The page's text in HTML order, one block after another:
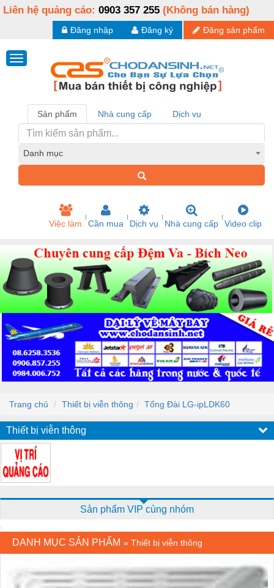
Liên hệ quảng cáo: 0903 357 255 (Không bán hàng)
Đăng sản phẩm
Đăng ký
Đăng nhập
Sản phẩm Nhà cung cấp Dịch vụ
Danh mục
Việc làm Cần mua Dịch vụ Nhà cung cấp Video clip
Trang chủ Thiết bị viễn thông Tổng Đài LG-ipLDK60
Thiết bị viễn thông
Sản phẩm VIP cùng nhóm
DANH MỤC SẢN PHẨM » Thiết bị viễn thông